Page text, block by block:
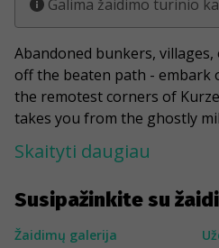
Susipažinkite su
Žaidimų galerija
Galima žaidimo turinio
Abandoned bunkers,
off the beaten path - embark
the remotest corners of
takes you from the ghostly
the mediaeval castle of
Latvian map - Cape Kolka. As
Park, the highest lighthouse
fish factory with a very eerie
Skaityti daugiau